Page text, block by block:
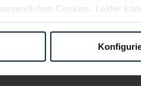
Cookies. Leider
Weg zu Ihrem Neuwagen